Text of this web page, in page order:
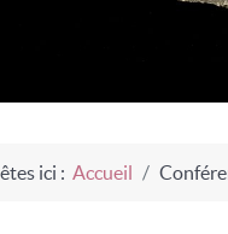
ici : Accueil